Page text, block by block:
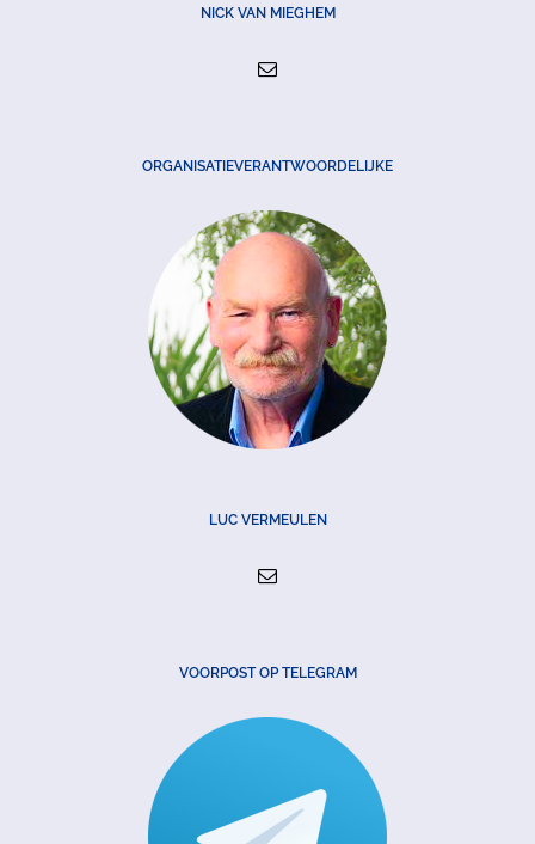
NICK VAN MIEGHEM
ORGANISATIEVERANTWOORDELIJKE
LUC VERMEULEN
VOORPOST OP TELEGRAM